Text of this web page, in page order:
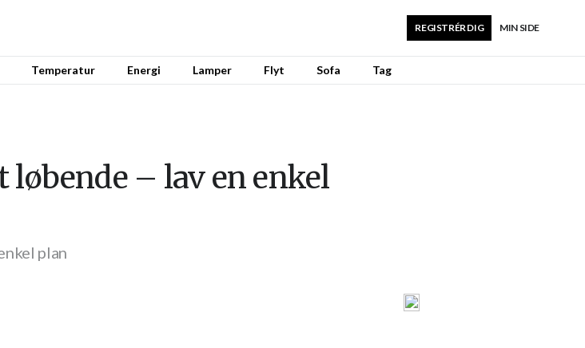
MIN SIDE
REGISTRÉR DIG
Temperatur Energi Lamper Flyt Sofa Tag
– lav en enkel
plan